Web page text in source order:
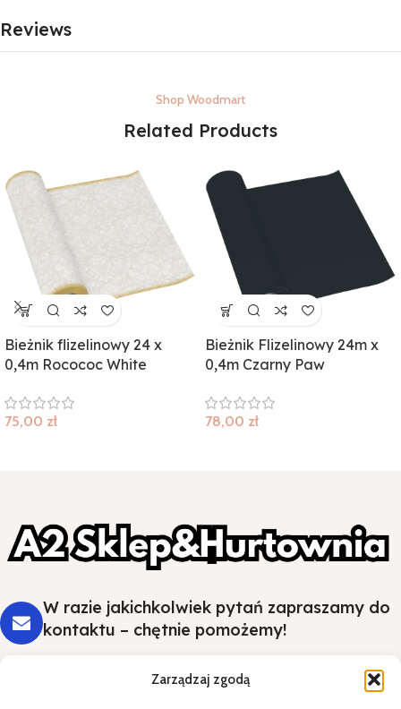
Zarządzaj zgodą
Reviews
Shop Woodmart
Related Products
Bieżnik flizelinowy 24 x
0,4m Rocococ White
75,00 zł
Bieżnik Flizelinowy 24m x
0,4m Czarny Paw
78,00 zł
W razie jakichkolwiek pytań zapraszamy do
kontaktu – chętnie pomożemy!